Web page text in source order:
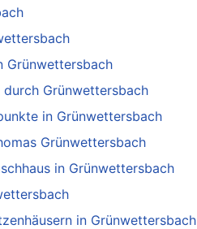
Grünwettersbach
Grünwettersbach
in Grünwettersbach
Grünwettersbach
in Grünwettersbach
in Grünwettersbach